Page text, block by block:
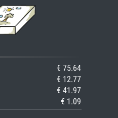
€ 75.64
€ 12.77
€ 41.97
€ 1.09